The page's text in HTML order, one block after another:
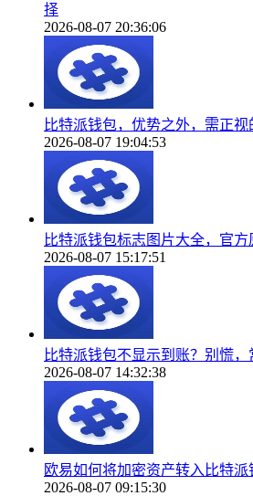
择
2026-08-07 20:36:06
比特派钱包，优势之外，需正视
2026-08-07 19:04:53
比特派钱包标志图片大全，官
2026-08-07 15:17:51
比特派钱包不显示到账？别慌
2026-08-07 14:32:38
欧易如何将加密资产转入比特
2026-08-07 09:15:30